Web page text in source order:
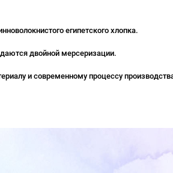
египетского хлопка.
двойной мерсеризации.
и современному процессу